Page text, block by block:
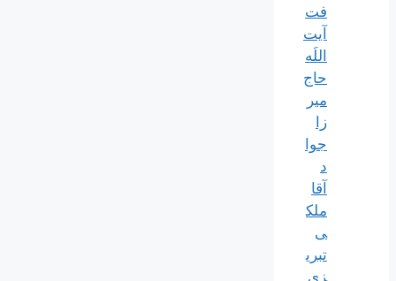
فت
آیت
اللَه
حاج
میر
زا
جوا
آقا
ملک
ی
تبری
زی